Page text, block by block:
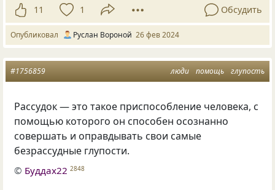
11 1 Обсудить
Опубликовал Руслан Вороной 26 фев 2024
люди помощь глупость
#1756859
Рассудок — это такое приспособление человека, с
помощью которого он способен осознанно
совершать и оправдывать свои самые
безрассудные глупости.
© Буддах22 2848